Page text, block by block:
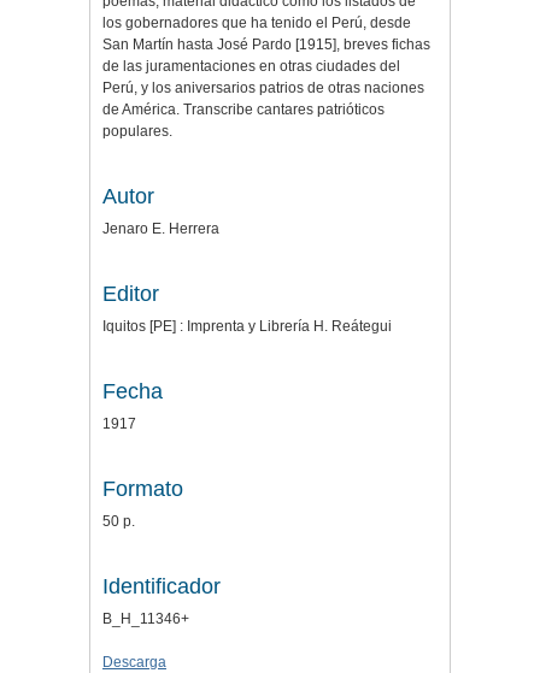
los gobernadores que ha tenido el Perú, desde
San Martín hasta José Pardo [1915], breves fichas
de las juramentaciones en otras ciudades del
Perú, y los aniversarios patrios de otras naciones
de América. Transcribe cantares patrióticos
populares.
Autor
Jenaro E. Herrera
Editor
Iquitos [PE] : Imprenta y Librería H. Reátegui
Fecha
1917
Formato
50 p.
Identificador
B_H_11346+
Descarga